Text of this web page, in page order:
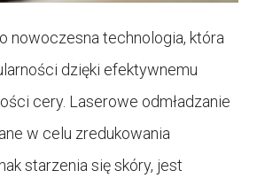
nowoczesna technologia, która
dzięki efektywnemu
cery. Laserowe odmładzanie
w celu zredukowania
starzenia się skóry, jest